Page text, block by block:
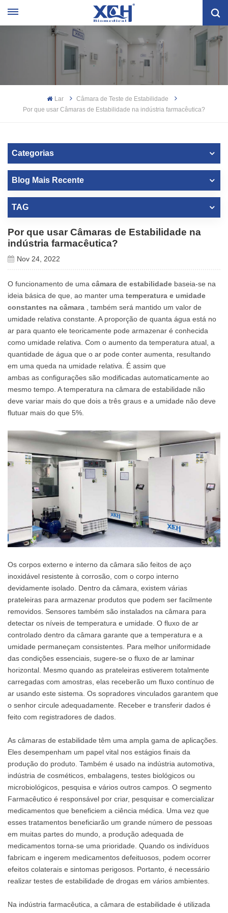
Lar
Câmara de Teste de Estabilidade
Por que usar Câmaras de Estabilidade na indústria farmacêutica?
Categorias
Blog Mais Recente
TAG
Por que usar Câmaras de Estabilidade na
indústria farmacêutica?
Nov 24, 2022
O funcionamento de uma câmara de estabilidade baseia-se na
ideia básica de que, ao manter uma temperatura e umidade
constantes na câmara
, também será mantido um valor de
umidade relativa constante. A proporção de quanta água está no
ar para quanto ele teoricamente pode armazenar é conhecida
como umidade relativa. Com o aumento da temperatura atual, a
quantidade de água que o ar pode conter aumenta, resultando
em uma queda na umidade relativa. É assim que
ambas as configurações são modificadas automaticamente ao
mesmo tempo. A temperatura na câmara de estabilidade não
deve variar mais do que dois a três graus e a umidade não deve
flutuar mais do que 5%.
Os corpos externo e interno da câmara são feitos de aço
inoxidável resistente à corrosão, com o corpo interno
devidamente isolado. Dentro da câmara, existem várias
prateleiras para armazenar produtos que podem ser facilmente
removidos. Sensores também são instalados na câmara para
detectar os níveis de temperatura e umidade. O fluxo de ar
controlado dentro da câmara garante que a temperatura e a
umidade permaneçam consistentes. Para melhor uniformidade
das condições essenciais, sugere-se o fluxo de ar laminar
horizontal. Mesmo quando as prateleiras estiverem totalmente
carregadas com amostras, elas receberão um fluxo contínuo de
ar usando este sistema. Os sopradores vinculados garantem que
o senhor circule adequadamente. Receber e transferir dados é
feito com registradores de dados.
As câmaras de estabilidade têm uma ampla gama de aplicações.
Eles desempenham um papel vital nos estágios finais da
produção do produto. Também é usado na indústria automotiva,
indústria de cosméticos, embalagens, testes biológicos ou
microbiológicos, pesquisa e vários outros campos. O segmento
Farmacêutico é responsável por criar, pesquisar e comercializar
medicamentos que beneficiem a ciência médica. Uma vez que
esses tratamentos beneficiarão um grande número de pessoas
em muitas partes do mundo, a produção adequada de
medicamentos torna-se uma prioridade. Quando os indivíduos
fabricam e ingerem medicamentos defeituosos, podem ocorrer
efeitos colaterais e sintomas perigosos. Portanto, é necessário
realizar testes de estabilidade de drogas em vários ambientes.
Na indústria farmacêutica, a câmara de estabilidade é utilizada